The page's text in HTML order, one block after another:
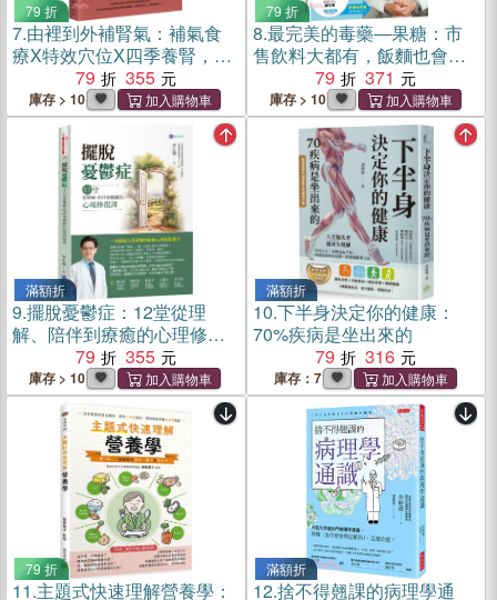
79 折
7.由裡到外補腎氣：補氣食
療X特效穴位X四季養腎，跟
著老中醫學習強腎補氣妙方
79 355
庫存 > 10
79 折
8.最完美的毒藥―果糖：市
售飲料大都有，飯麵也會產
生，是造成糖尿病、脂肪
肝、肥胖、痛風、精神疾
病、大腦退化等慢性疾病的
重要因素
79 371
庫存 > 10
滿額折
9.擺脫憂鬱症：12堂從理
解、陪伴到療癒的心理修復
79 355
庫存 > 10
滿額折
10.下半身決定你的健康：
70%疾病是坐出來的
79
316
庫存：7
79 折
11.主題式快速理解營養學：
滿額折
12.捨不得翹課的病理學通